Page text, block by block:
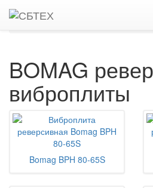
Главная
Реверсивные виброплиты
BOMAG
виброплиты
Bomag BPH 80-65S